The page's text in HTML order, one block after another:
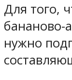
Для того,
бананово-
нужно